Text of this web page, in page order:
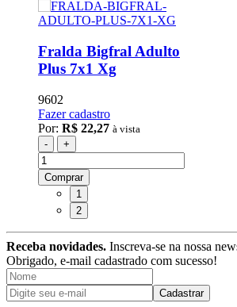
Fralda Bigfral Adulto
Plus 7x1 Xg
9602
Fazer cadastro
Por: R$ 22,27 à vista
-
+
Comprar
1
2
Receba novidades. Inscreva-se na nossa
Obrigado, e-mail cadastrado com sucesso!
Cadastrar